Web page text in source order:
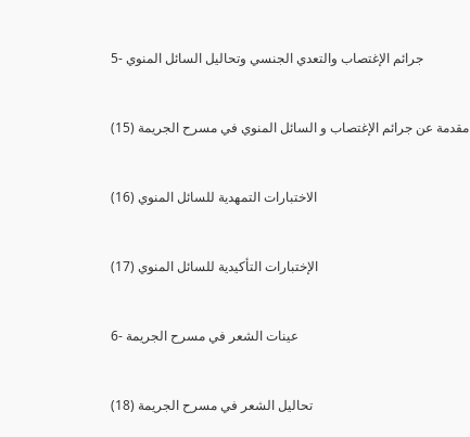
5- جرائم الإغتصاب والتعدي الجنسي وتحاليل السائل المنوي
(15) مقدمة عن جرائم الإغتصاب و السائل المنوي في مسرح الجريمة
(16) الاختبارات التمهدية للسائل المنوي
(17) الإختبارات التأكيدية للسائل المنوي
6- عينات الشعر في مسرح الجريمة
(18) تحاليل الشعر في مسرح الجريمة